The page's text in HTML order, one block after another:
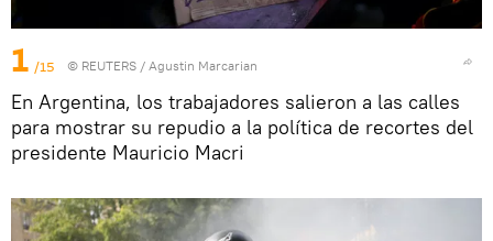
1 /15 © REUTERS / Agustin Marcarian
En Argentina, los trabajadores salieron a las calles
para mostrar su repudio a la política de recortes del
presidente Mauricio Macri